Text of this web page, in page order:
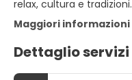
relax, cultura e tradizioni.
Maggiori informazioni
Dettaglio servizi